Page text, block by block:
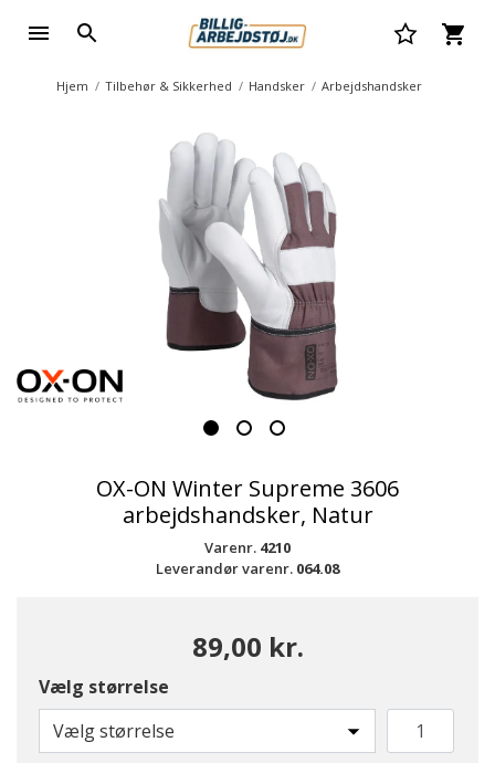
Hjem Tilbehør & Sikkerhed Handsker Arbejdshandsker
OX-ON Winter Supreme 3606
arbejdshandsker, Natur
Varenr. 4210
Leverandør varenr. 064.08
89,00 kr.
Vælg størrelse
Vælg størrelse